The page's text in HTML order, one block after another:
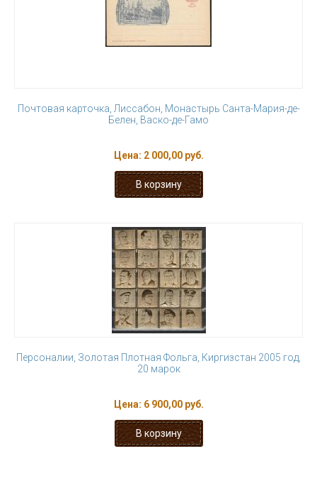
Почтовая карточка, Лиссабон, Монастырь Санта-Мария-де-
Белен, Васко-де-Гамо
Цена: 2 000,00 руб.
Персоналии, Золотая Плотная Фольга, Киргизстан 2005 год,
20 марок
Цена: 6 900,00 руб.